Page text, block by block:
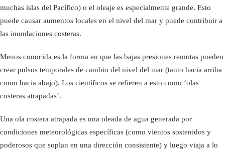
muchas islas del Pacífico) o el oleaje es especialmente grande. Esto
puede causar aumentos locales en el nivel del mar y puede contribuir a
las inundaciones costeras.
Menos conocida es la forma en que las bajas presiones remotas pueden
crear pulsos temporales de cambio del nivel del mar (tanto hacia arriba
como hacia abajo). Los científicos se refieren a esto como ‘olas
costeras atrapadas’.
Una ola costera atrapada es una oleada de agua generada por
condiciones meteorológicas específicas (como vientos sostenidos y
poderosos que soplan en una dirección consistente) y luego viaja a lo